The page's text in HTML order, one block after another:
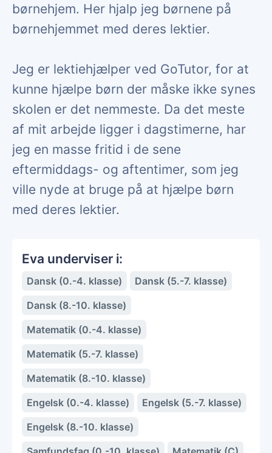
børnehjem. Her hjalp jeg børnene på
børnehjemmet med deres lektier.
Jeg er lektiehjælper ved GoTutor, for at
kunne hjælpe børn der måske ikke synes
skolen er det nemmeste. Da det meste
af mit arbejde ligger i dagstimerne, har
jeg en masse fritid i de sene
eftermiddags- og aftentimer, som jeg
ville nyde at bruge på at hjælpe børn
med deres lektier.
Eva underviser i:
Dansk (0.-4. klasse)
Dansk (5.-7. klasse)
Dansk (8.-10. klasse)
Matematik (0.-4. klasse)
Matematik (5.-7. klasse)
Matematik (8.-10. klasse)
Engelsk (0.-4. klasse)
Engelsk (5.-7. klasse)
Engelsk (8.-10. klasse)